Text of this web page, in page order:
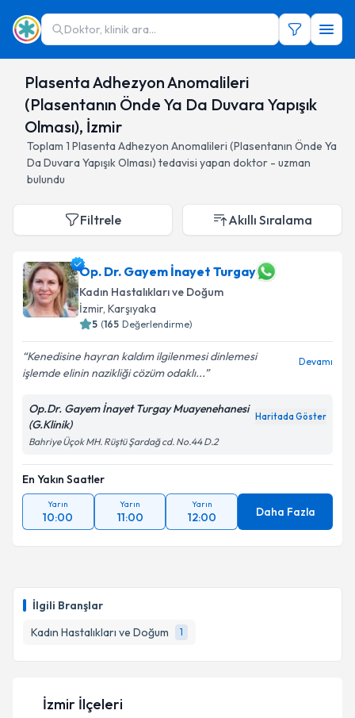
Doktor, klinik ara...
Plasenta Adhezyon Anomalileri
(Plasentanın Önde Ya Da Duvara Yapışık
Olması), İzmir
Toplam 1 Plasenta Adhezyon Anomalileri (Plasentanın Önde Ya
Da Duvara Yapışık Olması) tedavisi yapan doktor - uzman
bulundu
İlgili Branşlar
Kadın Hastalıkları ve Doğum
1
Filtrele Akıllı Sıralama
Op. Dr. Gayem İnayet Turgay
Kadın Hastalıkları ve Doğum
İzmir, Karşıyaka
5 (165 Değerlendirme)
Kenedisine hayran kaldım ilgilenmesi dinlemesi
işlemde elinin nazikliği cözüm odaklı...
Devamı
Op.Dr. Gayem İnayet Turgay Muayenehanesi
(G.Klinik)
Haritada Göster
Bahriye Üçok MH. Rüştü Şardağ cd. No.44 D.2
En Yakın Saatler
Yarın
10:00
Yarın
11:00
Yarın
12:00 Daha Fazla
İzmir İlçeleri